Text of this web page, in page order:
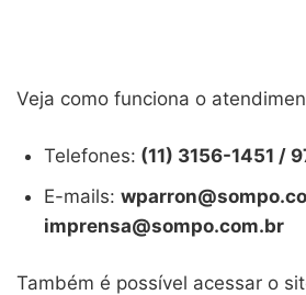
Veja como funciona o
Telefones: (11) 3156-1451 /
E-mails:
imprensa@sompo.com.br
Também é possível acessar o